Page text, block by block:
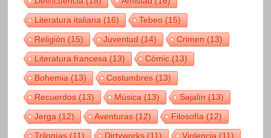
Literatura italiana(16) Tebeo(15)
Religión(15) Juventud(14) Crimen(13)
Literatura francesa(13) Cómic(13)
Bohemia(13) Costumbres(13)
Recuerdos(13) Música(13) Sajalín(13)
Jerga(12) Aventuras(12) Filosofía(12)
Trilogías(11) Dirtyworks(11) Violencia(11)